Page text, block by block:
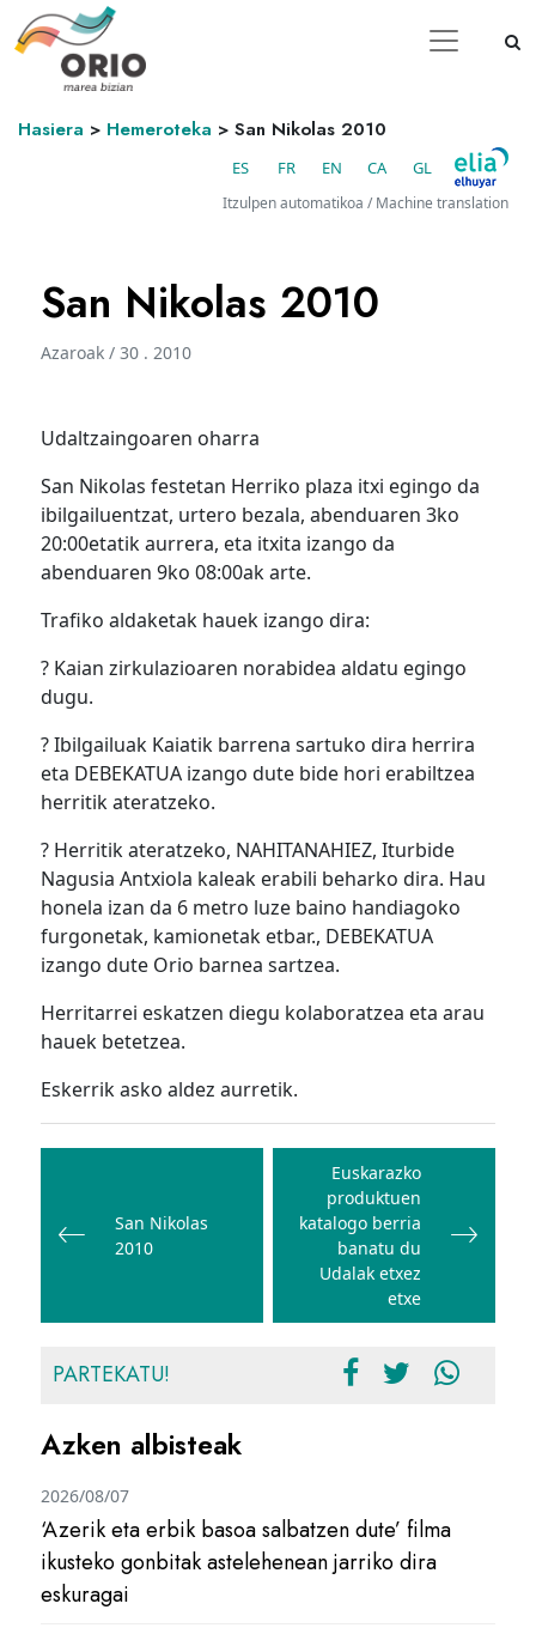
Hasiera > Hemeroteka > San Nikolas 2010
ES FR EN CA GL
Itzulpen automatikoa / Machine translation
San Nikolas 2010
Azaroak / 30 . 2010
Udaltzaingoaren oharra
San Nikolas festetan Herriko plaza itxi egingo da
ibilgailuentzat, urtero bezala, abenduaren 3ko
20:00etatik aurrera, eta itxita izango da
abenduaren 9ko 08:00ak arte.
Trafiko aldaketak hauek izango dira:
? Kaian zirkulazioaren norabidea aldatu egingo
dugu.
? Ibilgailuak Kaiatik barrena sartuko dira herrira
eta DEBEKATUA izango dute bide hori erabiltzea
herritik ateratzeko.
? Herritik ateratzeko, NAHITANAHIEZ, Iturbide
Nagusia Antxiola kaleak erabili beharko dira. Hau
honela izan da 6 metro luze baino handiagoko
furgonetak, kamionetak etbar., DEBEKATUA
izango dute Orio barnea sartzea.
Herritarrei eskatzen diegu kolaboratzea eta arau
hauek betetzea.
Eskerrik asko aldez aurretik.
Bidalketetan
nabigatu
San Nikolas
2010
Euskarazko
produktuen
katalogo berria
banatu du
Udalak etxez
etxe
PARTEKATU!
Azken albisteak
‘Azerik eta erbik basoa salbatzen dute’ filma
ikusteko gonbitak astelehenean jarriko dira
eskuragai
2026/08/07